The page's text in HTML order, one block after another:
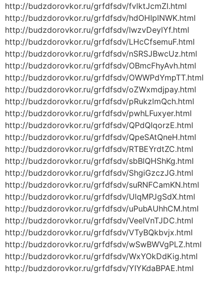
http://budzdorovkor.ru/grfdfsdv/fvlktJcmZl.html
http://budzdorovkor.ru/grfdfsdv/hdOHIplNWK.html
http://budzdorovkor.ru/grfdfsdv/IwzvDeylYf.html
http://budzdorovkor.ru/grfdfsdv/LHcCfsemuF.html
http://budzdorovkor.ru/grfdfsdv/nSRSJBwcUz.html
http://budzdorovkor.ru/grfdfsdv/OBmcFhyAvh.html
http://budzdorovkor.ru/grfdfsdv/OWWPdYmpTT.html
http://budzdorovkor.ru/grfdfsdv/oZWxmdjpay.html
http://budzdorovkor.ru/grfdfsdv/pRukzlmQch.html
http://budzdorovkor.ru/grfdfsdv/pwhLFuxyer.html
http://budzdorovkor.ru/grfdfsdv/QPdQIqorzE.html
http://budzdorovkor.ru/grfdfsdv/QpeSAtQneH.html
http://budzdorovkor.ru/grfdfsdv/RTBEYrdtZC.html
http://budzdorovkor.ru/grfdfsdv/sbBlQHShKg.html
http://budzdorovkor.ru/grfdfsdv/ShgiGzczJG.html
http://budzdorovkor.ru/grfdfsdv/suRNFCamKN.html
http://budzdorovkor.ru/grfdfsdv/UlqMPJgSdX.html
http://budzdorovkor.ru/grfdfsdv/uPubAUhhCM.html
http://budzdorovkor.ru/grfdfsdv/VeeIVnTJDC.html
http://budzdorovkor.ru/grfdfsdv/VTyBQkbvjx.html
http://budzdorovkor.ru/grfdfsdv/wSwBWVgPLZ.html
http://budzdorovkor.ru/grfdfsdv/WxYOkDdKig.html
http://budzdorovkor.ru/grfdfsdv/YIYKdaBPAE.html